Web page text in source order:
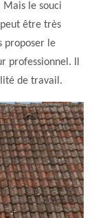
Mais le souci
être très
proposer le
professionnel. Il
de travail.